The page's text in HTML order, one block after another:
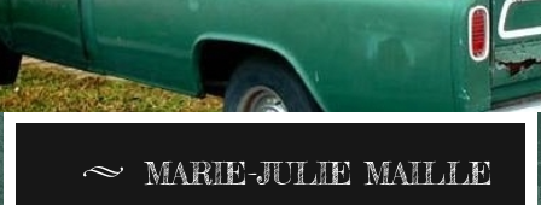
MARIE-JULIE MAILLE